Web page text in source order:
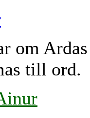
om Ardas
till ord.